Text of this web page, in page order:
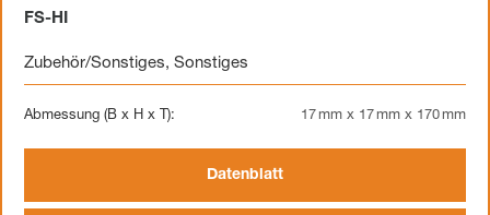
FS-HI
Zubehör/Sonstiges, Sonstiges
Abmessung (B x H x T): 17 mm x 17 mm x 170 mm
Datenblatt